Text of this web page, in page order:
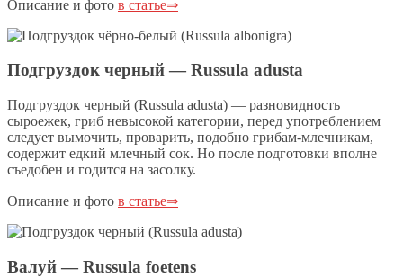
Описание и фото в статье⇒
Подгруздок черный — Russula adusta
Подгруздок черный (Russula adusta) — разновидность
сыроежек, гриб невысокой категории, перед употреблением
следует вымочить, проварить, подобно грибам-млечникам,
содержит едкий млечный сок. Но после подготовки вполне
съедобен и годится на засолку.
Описание и фото в статье⇒
Валуй — Russula foetens